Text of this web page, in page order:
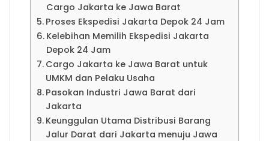
Cargo Jakarta ke Jawa Barat
Proses Ekspedisi Jakarta Depok 24 Jam
Kelebihan Memilih Ekspedisi Jakarta
Depok 24 Jam
Cargo Jakarta ke Jawa Barat untuk
UMKM dan Pelaku Usaha
Pasokan Industri Jawa Barat dari
Jakarta
Keunggulan Utama Distribusi Barang
Jalur Darat dari Jakarta menuju Jawa